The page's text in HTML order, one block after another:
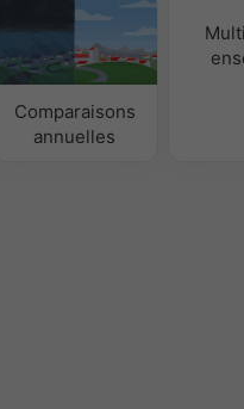
Comparaisons
annuelles